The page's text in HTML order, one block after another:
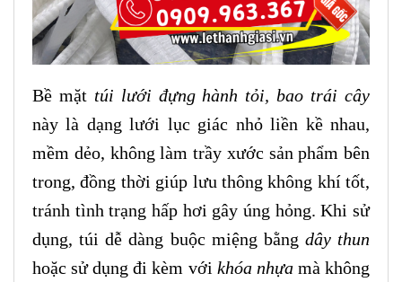
Bề mặt túi lưới đựng hành tỏi, bao trái cây
này là dạng lưới lục giác nhỏ liền kề nhau,
mềm dẻo, không làm trầy xước sản phẩm bên
trong, đồng thời giúp lưu thông không khí tốt,
tránh tình trạng hấp hơi gây úng hỏng. Khi sử
dụng, túi dễ dàng buộc miệng bằng dây thun
hoặc sử dụng đi kèm với khóa nhựamà không